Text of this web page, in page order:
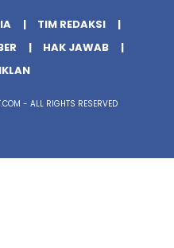
TIM REDAKSI
HAK JAWAB
- ALL RIGHTS RESERVED